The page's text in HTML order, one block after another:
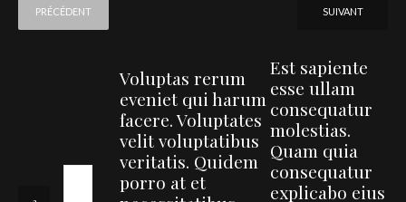
PRÉCÉDENT SUIVANT
Voluptas rerum
eveniet qui harum
facere. Voluptates
velit voluptatibus
veritatis. Quidem
porro at et
Est sapiente
esse ullam
consequatur
molestias.
Quam quia
consequatur
explicabo eius